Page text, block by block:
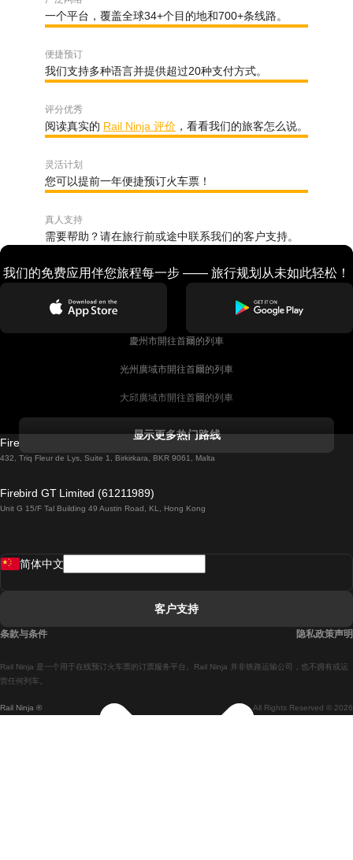
一个平台，覆盖全球34+个目的地和700+条线路。
便捷预订
我们支持多种语言并提供超过20种支付方式。
评分优秀
阅读真实的 Rail Ninja 评价 ，看看我们的旅客怎么说。
灵活计划
您可以提前一年便捷预订火车票！
真人支持
需要帮助？请在旅行前或途中联系我们的客户支持。
我们的免费应用伴您旅程每一步 —— 旅行规划从未如此轻松！
慶州市開往首爾的列車
光州廣域市開往首爾的列車
大邱廣域市開往首爾的列車
都柏林開往戈尔韦的列車
羅馬開往拿坡里的列車
馬德里開往巴塞罗那的列車
显示更多热门路线
Firebird GT Limited (OC 1451)
432, Triq Fleur de Lys, Suite 1, Birkirkara, BKR 9061, Malta
Firebird GT Limited (61211989)
Unit G 15/F Tal Building 49 Austin Road, KL, Hong Kong
Rail Ninja ® All Rights Reserved © 2026
Rail Ninja 是一个用于在线预订火车票的订票服务平台。Rail Ninja 并非铁路运输公司，也不拥有或运
营任何列车。
简体中文
客户支持
条款与条件 隐私政策声明